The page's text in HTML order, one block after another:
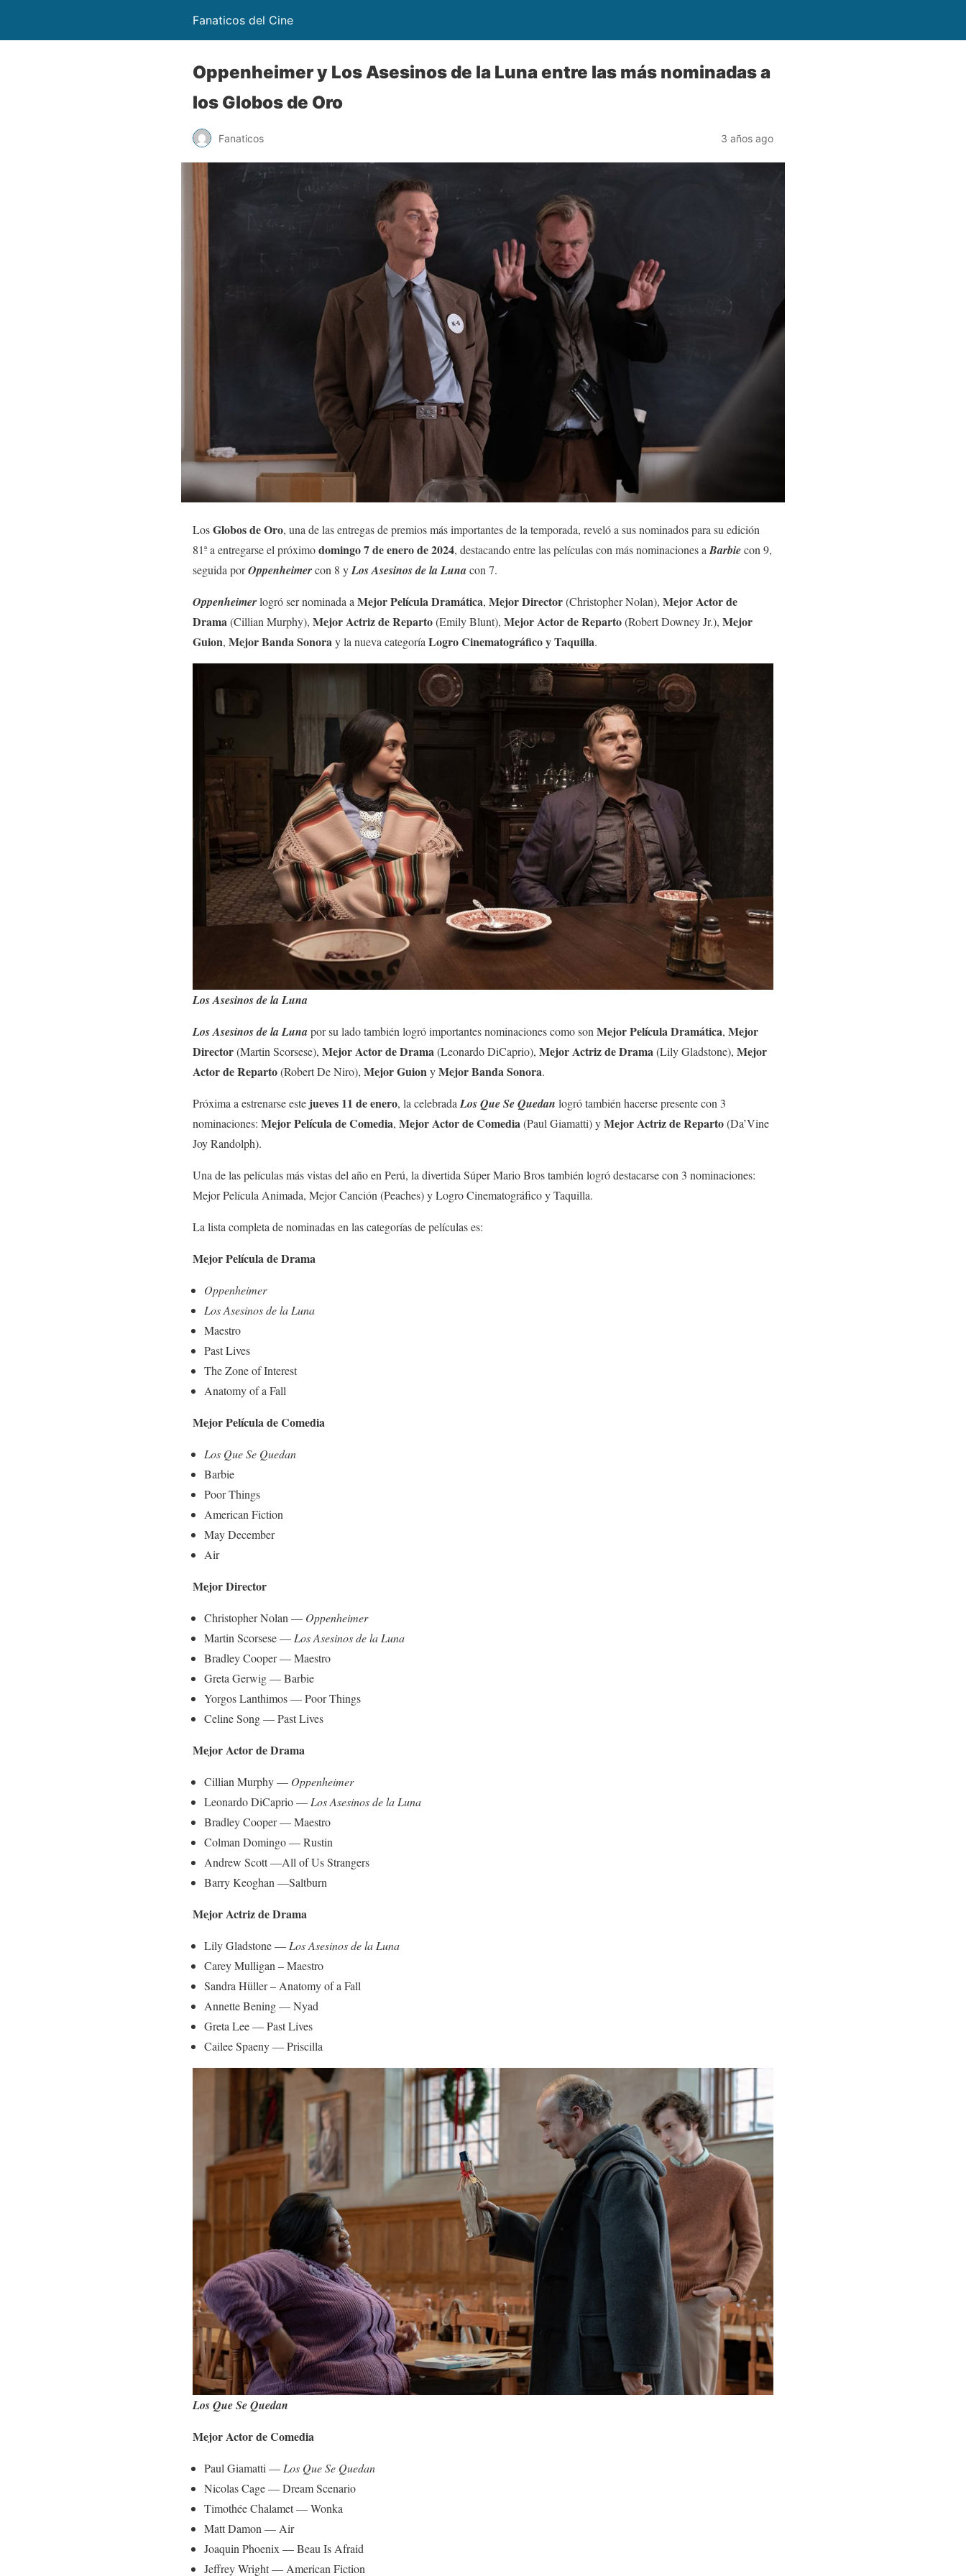
Fanaticos del Cine
Oppenheimer y Los Asesinos de la Luna entre las más nominadas a
los Globos de Oro
Fanaticos 3 años ago
LosGlobos de Oro, una de las entregas de premios más importantes de la temporada, reveló a sus nominados para su edición
81ª a entregarse el próximodomingo 7 de enero de 2024, destacando entre las películas con más nominaciones a Barbiecon 9,
seguida porOppenheimercon 8 yLos Asesinos de la Lunacon 7.
Oppenheimerlogró ser nominada a Mejor Película Dramática, Mejor Director(Christopher Nolan), Mejor Actor de
Drama (Cillian Murphy), Mejor Actriz de Reparto(Emily Blunt), Mejor Actor de Reparto(Robert Downey Jr.), Mejor
Guion, Mejor Banda Sonora y la nueva categoría Logro Cinematográfico y Taquilla.
Los Asesinos de la Luna
Los Asesinos de la Lunapor su lado también logró importantes nominaciones como son Mejor Película Dramática, Mejor
Director(Martin Scorsese), Mejor Actor de Drama(Leonardo DiCaprio), Mejor Actriz de Drama(Lily Gladstone), Mejor
Actor de Reparto(Robert De Niro), Mejor GuionyMejor Banda Sonora.
Próxima a estrenarse este jueves 11 de enero, la celebrada Los Que Se Quedan logró también hacerse presente con 3
nominaciones: Mejor Película de Comedia, Mejor Actor de Comedia(Paul Giamatti) yMejor Actriz de Reparto(Da’Vine
Joy Randolph).
Una de las películas más vistas del año en Perú, la divertida Súper Mario Bros también logró destacarse con 3 nominaciones:
Mejor Película Animada, Mejor Canción (Peaches) y Logro Cinematográfico y Taquilla.
La lista completa de nominadas en las categorías de películas es:
Mejor Película de Drama
Oppenheimer
Los Asesinos de la Luna
Maestro
Past Lives
The Zone of Interest
Anatomy of a Fall
Mejor Película de Comedia
Los Que Se Quedan
Barbie
Poor Things
American Fiction
May December
Air
Mejor Director
Christopher Nolan — Oppenheimer
Martin Scorsese — Los Asesinos de la Luna
Bradley Cooper — Maestro
Greta Gerwig — Barbie
Yorgos Lanthimos — Poor Things
Celine Song — Past Lives
Mejor Actor de Drama
Cillian Murphy — Oppenheimer
Leonardo DiCaprio — Los Asesinos de la Luna
Bradley Cooper — Maestro
Colman Domingo — Rustin
Andrew Scott —All of Us Strangers
Barry Keoghan —Saltburn
Mejor Actriz de Drama
Lily Gladstone — Los Asesinos de la Luna
Carey Mulligan – Maestro
Sandra Hüller – Anatomy of a Fall
Annette Bening — Nyad
Greta Lee — Past Lives
Cailee Spaeny — Priscilla
Los Que Se Quedan
Mejor Actor de Comedia
Paul Giamatti — Los Que Se Quedan
Nicolas Cage — Dream Scenario
Timothée Chalamet — Wonka
Matt Damon — Air
Joaquin Phoenix — Beau Is Afraid
Jeffrey Wright — American Fiction